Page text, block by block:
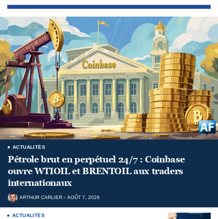
ACTUALITÉS
Pétrole brut en perpétuel 24/7 : Coinbase
ouvre WTIOIL et BRENTOIL aux traders
internationaux
ARTHUR CARLIER AOÛT 7, 2026
ACTUALITÉS